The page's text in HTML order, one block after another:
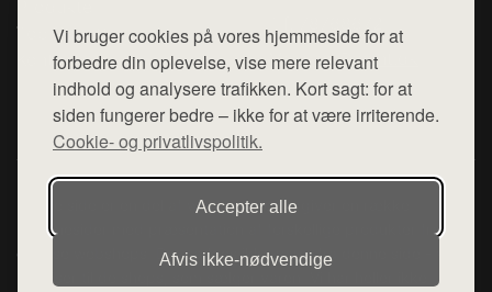
Vi bruger cookies på vores hjemmeside for at
forbedre din oplevelse, vise mere relevant
indhold og analysere trafikken. Kort sagt: for at
siden fungerer bedre – ikke for at være irriterende.
Cookie- og privatlivspolitik.
Accepter alle
Afvis ikke‑nødvendige
Top Rabatter
Kontakt
Mail: hej@want.dk
Cookie- og privatlivspolitik
Denne side er en del af want.dk, der udgiver en række
hjemmesider med præsentation af forskellige produkter fra
diverse webshops. Der sælges ikke varer fra denne side - vi
henviser til de shops, som sælger varen. Vi har heller ikke